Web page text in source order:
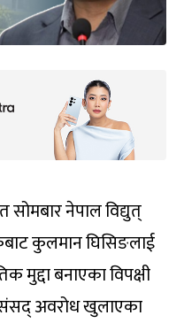
नेपाल विद्युत्
कुलमान घिसिङलाई
मुद्दा बनाएका विपक्षी
अवरोध खुलाएका